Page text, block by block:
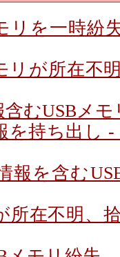
リを一時紛
リが所在不
むUSBメ
を持ち出し
報を含む
所在不明、